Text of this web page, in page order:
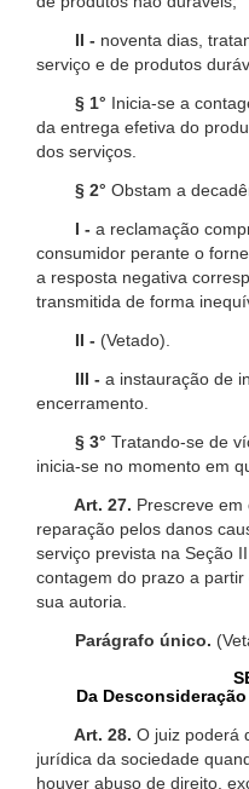
II - noventa dias,
serviço e de produtos
§ 1° Inicia-se a
da entrega efetiva do
dos serviços.
§ 2° Obstam a
I - a reclamação
consumidor perante o
a resposta negativa
transmitida de forma
II - (Vetado).
III - a instauração de
encerramento.
§ 3° Tratando-se de
inicia-se no momento em
Art. 27. Prescreve em
reparação pelos danos
serviço prevista na Seção
contagem do prazo a
sua autoria.
Parágrafo único.
Da
Art. 28. O juiz poderá
jurídica da sociedade
houver abuso de direito,